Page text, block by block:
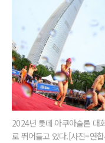
2024년 롯데 아쿠아슬론 대
로 뛰어들고 있다.[사진=연